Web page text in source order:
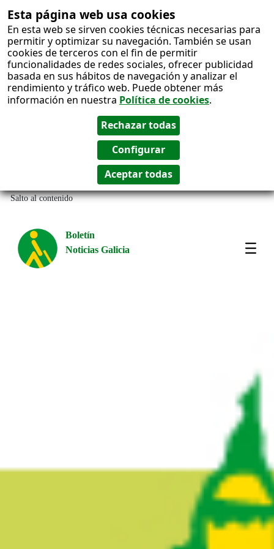
Esta página web usa cookies
En esta web se sirven cookies técnicas necesarias para
permitir y optimizar su navegación. También se usan
cookies de terceros con el fin de permitir
funcionalidades de redes sociales, ofrecer publicidad
basada en sus hábitos de navegación y analizar el
rendimiento y tráfico web. Puede obtener más
información en nuestra Política de cookies.
Salto al contenido
Boletín
Noticias Galicia